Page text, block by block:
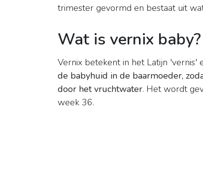
trimester gevormd en bestaat uit
Wat is vernix baby?
Vernix betekent in het Latijn 'vernis'
de babyhuid in de baarmoeder,
door het vruchtwater. Het wordt
week 36.